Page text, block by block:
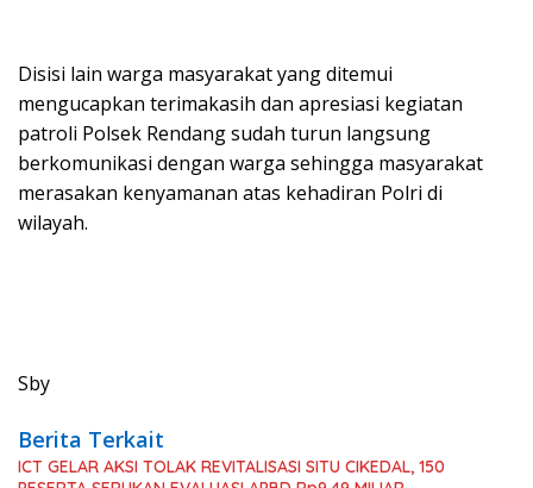
Disisi lain warga masyarakat yang ditemui
mengucapkan terimakasih dan apresiasi kegiatan
patroli Polsek Rendang sudah turun langsung
berkomunikasi dengan warga sehingga masyarakat
merasakan kenyamanan atas kehadiran Polri di
wilayah.
Sby
Berita Terkait
ICT GELAR AKSI TOLAK REVITALISASI SITU CIKEDAL, 150